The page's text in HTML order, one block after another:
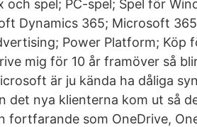
och spel; PC-spel; Spel för
Dynamics 365; Microsoft
Power Platform; Köp
mig för 10 år framöver så
är ju kända ha dåliga
det nya klienterna kom ut så
fortfarande som OneDrive,